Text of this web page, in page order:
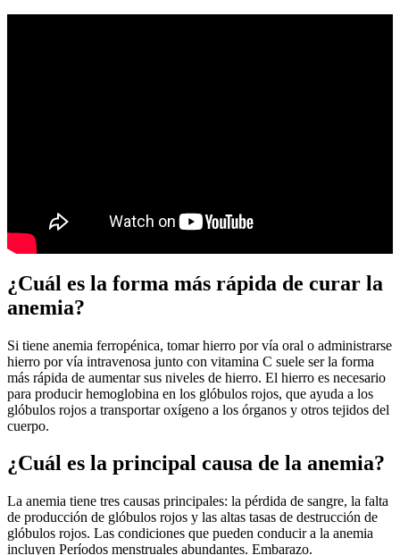
¿Cuál es la forma más rápida de curar la
anemia?
Si tiene anemia ferropénica, tomar hierro por vía oral o administrarse
hierro por vía intravenosa junto con vitamina C suele ser la forma
más rápida de aumentar sus niveles de hierro. El hierro es necesario
para producir hemoglobina en los glóbulos rojos, que ayuda a los
glóbulos rojos a transportar oxígeno a los órganos y otros tejidos del
cuerpo.
¿Cuál es la principal causa de la anemia?
La anemia tiene tres causas principales: la pérdida de sangre, la falta
de producción de glóbulos rojos y las altas tasas de destrucción de
glóbulos rojos. Las condiciones que pueden conducir a la anemia
incluyen Períodos menstruales abundantes. Embarazo.